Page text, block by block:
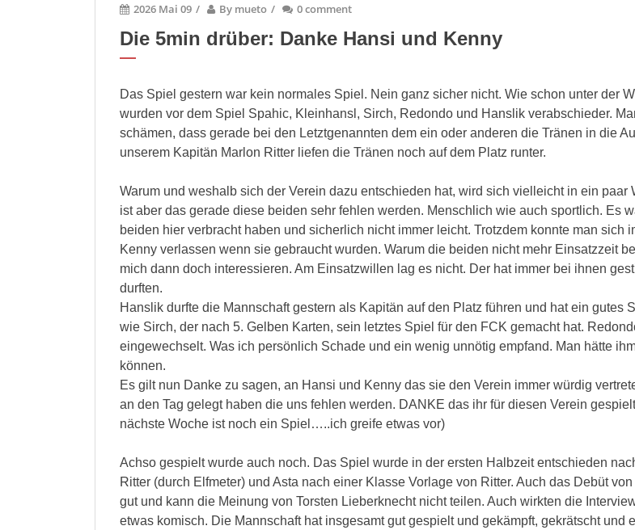
2026 Mai 09 / By mueto / 0 comment
Die 5min drüber: Danke Hansi und Kenny
Das Spiel gestern war kein normales Spiel. Nein ganz sicher nicht. Wie schon unter der
wurden vor dem Spiel Spahic, Kleinhansl, Sirch, Redondo und Hanslik verabschieder.
schämen, dass gerade bei den Letztgenannten dem ein oder anderen die Tränen in die
unserem Kapitän Marlon Ritter liefen die Tränen noch auf dem Platz runter.
Warum und weshalb sich der Verein dazu entschieden hat, wird sich vielleicht in ein paar
ist aber das gerade diese beiden sehr fehlen werden. Menschlich wie auch sportlich. Es
beiden hier verbracht haben und sicherlich nicht immer leicht. Trotzdem konnte man sich
Kenny verlassen wenn sie gebraucht wurden. Warum die beiden nicht mehr Einsatzzeit
mich dann doch interessieren. Am Einsatzwillen lag es nicht. Der hat immer bei ihnen
durften.
Hanslik durfte die Mannschaft gestern als Kapitän auf den Platz führen und hat ein gutes
wie Sirch, der nach 5. Gelben Karten, sein letztes Spiel für den FCK gemacht hat.
eingewechselt. Was ich persönlich Schade und ein wenig unnötig empfand. Man hätte
können.
Es gilt nun Danke zu sagen, an Hansi und Kenny das sie den Verein immer würdig
an den Tag gelegt haben die uns fehlen werden. DANKE das ihr für diesen Verein
nächste Woche ist noch ein Spiel…..ich greife etwas vor)
Achso gespielt wurde auch noch. Das Spiel wurde in der ersten Halbzeit entschieden
Ritter (durch Elfmeter) und Asta nach einer Klasse Vorlage von Ritter. Auch das Debüt
gut und kann die Meinung von Torsten Lieberknecht nicht teilen. Auch wirkten die
etwas komisch. Die Mannschaft hat insgesamt gut gespielt und gekämpft, gekrätscht und